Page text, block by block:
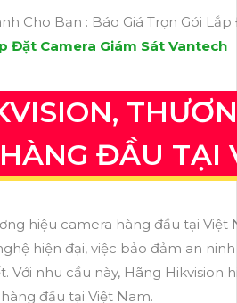
Cho Bạn : Báo Giá Trọn Gói
Đặt Camera Giám Sát Vantech
ĐẦU TẠI
hiệu camera hàng đầu tại Việt
hiện đại, việc bảo đảm an
Với nhu cầu này, Hãng Hikvision
đầu tại Việt Nam.